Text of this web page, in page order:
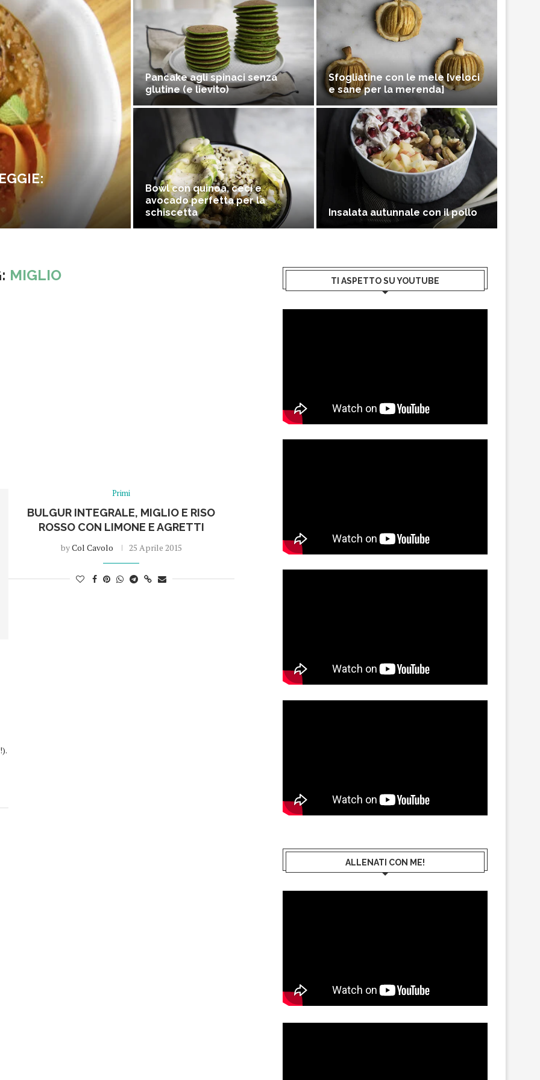
Pancake agli spinaci senza
glutine (e lievito)
Bowl con quinoa, ceci e
avocado perfetta per la
schiscetta
Sfogliatine con le mele [veloci
e sane per la merenda]
Insalata autunnale con il pollo
MIGLIO
Primi
BULGUR INTEGRALE, MIGLIO E RISO
ROSSO CON LIMONE E AGRETTI
byCol Cavolo 25 Aprile 2015
TI ASPETTO SU YOUTUBE
ALLENATI CON ME!